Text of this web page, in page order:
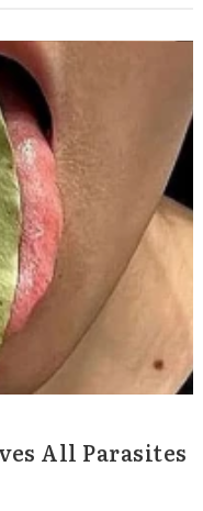
All Parasites